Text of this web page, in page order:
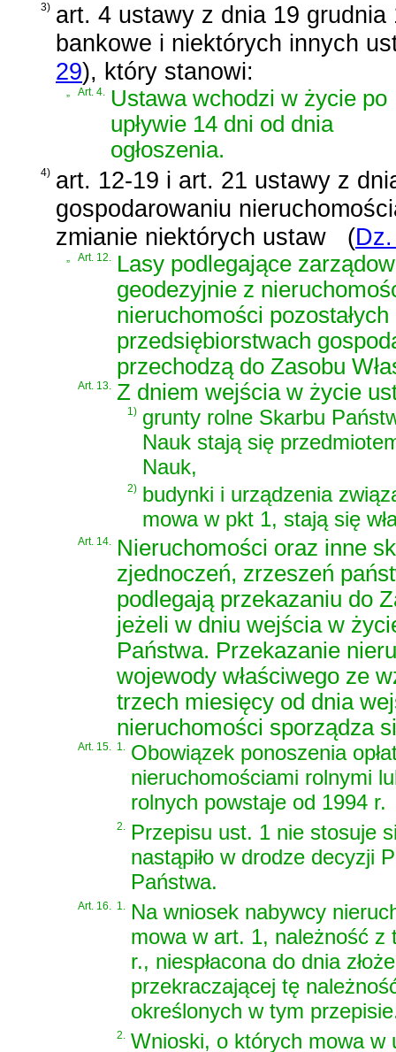
3) art. 4 ustawy z dnia 19
bankowe i niektórych innych
29), który stanowi:
„ Art. 4. Ustawa wchodzi w życie po
upływie 14 dni od dnia
ogłoszenia.
4) art. 12-19 i art. 21 ustawy z
gospodarowaniu
zmianie niektórych ustaw
(
„ Art. 12. Lasy podlegające
geodezyjnie z
nieruchomości
przedsiębiorstwach
przechodzą do Zasobu
Art. 13. Z dniem wejścia w życie
1) grunty rolne Skarbu
Nauk stają się
Nauk,
2) budynki i urządzenia
mowa w pkt 1, stają się
Art. 14. Nieruchomości oraz inne
zjednoczeń, zrzeszeń
podlegają przekazaniu do
jeżeli w dniu wejścia w
Państwa. Przekazanie
wojewody właściwego ze
trzech miesięcy od dnia
nieruchomości sporządza
Art. 15. 1. Obowiązek ponoszenia
nieruchomościami rolnymi
rolnych powstaje od 1994 r.
2. Przepisu ust. 1 nie stosuje
nastąpiło w drodze decyzji
Państwa.
Art. 16. 1. Na wniosek nabywcy
mowa w art. 1, należność z
r., niespłacona do dnia
przekraczającej tę
określonych w tym
2. Wnioski, o których mowa w